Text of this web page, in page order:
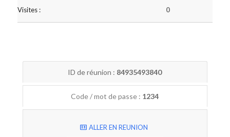
Visites : 0
ID de réunion : 84935493840
Code / mot de passe : 1234
ALLER EN REUNION